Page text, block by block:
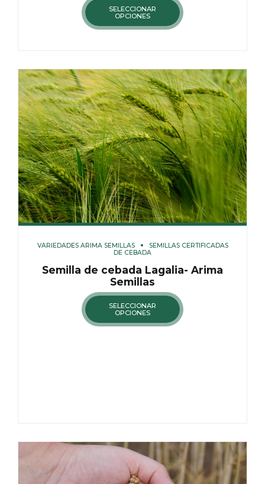
SELECCIONAR
OPCIONES
VARIEDADES ARIMA SEMILLAS
SEMILLAS CERTIFICADAS
DE CEBADA
Semilla de cebada Lagalia- Arima
Semillas
SELECCIONAR
OPCIONES